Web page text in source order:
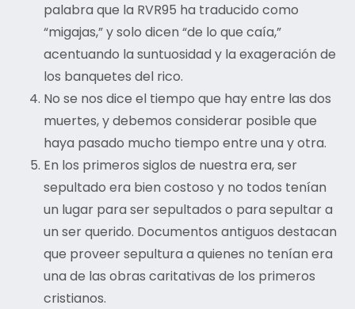
palabra que la RVR95 ha traducido como
“migajas,” y solo dicen “de lo que caía,”
acentuando la suntuosidad y la exageración de
los banquetes del rico.
No se nos dice el tiempo que hay entre las dos
muertes, y debemos considerar posible que
haya pasado mucho tiempo entre una y otra.
En los primeros siglos de nuestra era, ser
sepultado era bien costoso y no todos tenían
un lugar para ser sepultados o para sepultar a
un ser querido. Documentos antiguos destacan
que proveer sepultura a quienes no tenían era
una de las obras caritativas de los primeros
cristianos.